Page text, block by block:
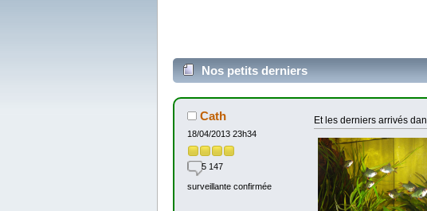
Nos petits derniers
Cath
18/04/2013 23h34
5 147
surveillante confirmée
Et les derniers arrivés